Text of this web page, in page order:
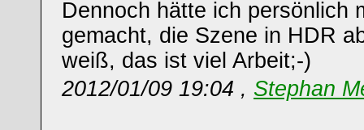
Dennoch hätte ich persönlich
gemacht, die Szene in HDR
weiß, das ist viel Arbeit;-)
2012/01/09 19:04 , Stephan